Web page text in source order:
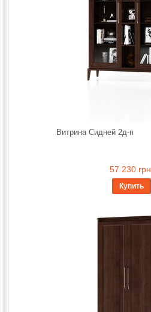
Витрина Сидней 2д-п
57 230 грн.
Купить